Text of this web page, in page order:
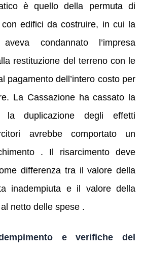
è quello della permuta di
con edifici da costruire, in cui la
condannato l’impresa
restituzione del terreno con le
pagamento dell’intero costo per
La Cassazione ha cassato la
la duplicazione degli effetti
avrebbe comportato un
. Il risarcimento deve
differenza tra il valore della
inadempiuta e il valore della
netto delle spese .
e verifiche del